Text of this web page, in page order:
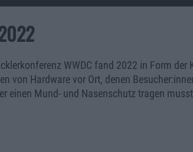
WWDC fand 2022 in Form
von Hardware vor Ort, denen
einen Mund- und Nasenschutz tragen